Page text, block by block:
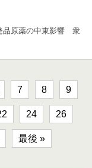
品原薬の中東影響 衆
7 8 9
24 26
最後 »